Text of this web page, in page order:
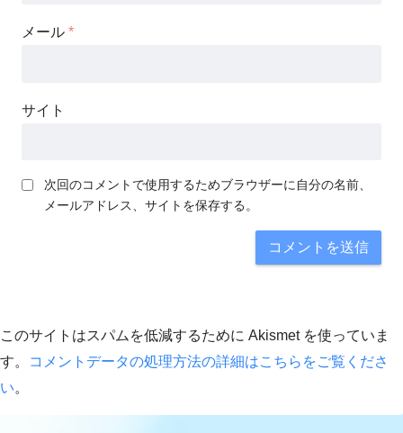
メール *
サイト
次回のコメントで使用するためブラウザーに自分の名前、
メールアドレス、サイトを保存する。
このサイトはスパムを低減するために Akismet を使っていま
す。
コメントデータの処理方法の詳細はこちらをご覧くださ
い。